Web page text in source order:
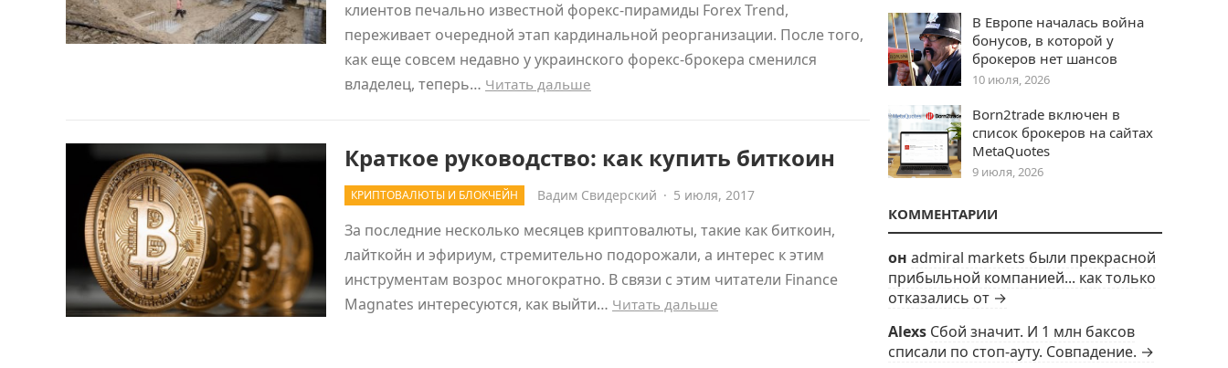
клиентов печально известной форекс-пирамиды Forex Trend,
переживает очередной этап кардинальной реорганизации. После того,
как еще совсем недавно у украинского форекс-брокера сменился
владелец, теперь… Читать дальше
Краткое руководство: как купить биткоин
КРИПТОВАЛЮТЫ И БЛОКЧЕЙН Вадим Свидерский · 5 июля, 2017
За последние несколько месяцев криптовалюты, такие как биткоин,
лайткойн и эфириум, стремительно подорожали, а интерес к этим
инструментам возрос многократно. В связи с этим читатели Finance
Magnates интересуются, как выйти… Читать дальше
В Европе началась война
бонусов, в которой у
брокеров нет шансов
10 июля, 2026
Born2trade включен в
список брокеров на сайтах
MetaQuotes
9 июля, 2026
КОММЕНТАРИИ
он admiral markets были прекрасной
прибыльной компанией... как только
отказались от →
Alexs Сбой значит. И 1 млн баксов
списали по стоп-ауту. Совпадение. →